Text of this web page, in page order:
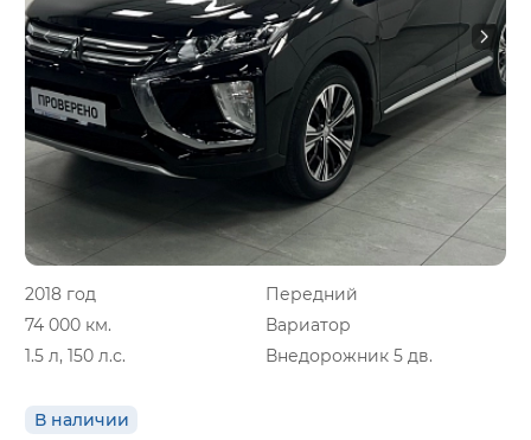
2018 год
Передний
74 000 км.
Вариатор
1.5 л, 150 л.с.
Внедорожник 5 дв.
В наличии